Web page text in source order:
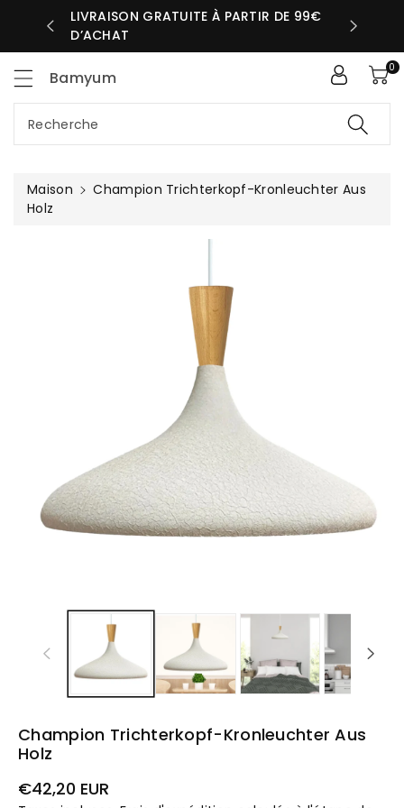
MÊME
LIVRAISON GRATUITE À PARTIR DE 99€
D’ACHAT
Bamyum
Recherche
0
Maison
Champion Trichterkopf-Kronleuchter Aus
Holz
Champion Trichterkopf-Kronleuchter Aus
Holz
Prix
habituel
€42,20 EUR